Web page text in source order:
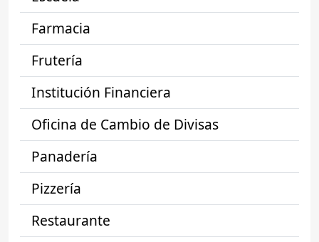
Farmacia
Frutería
Institución Financiera
Oficina de Cambio de Divisas
Panadería
Pizzería
Restaurante